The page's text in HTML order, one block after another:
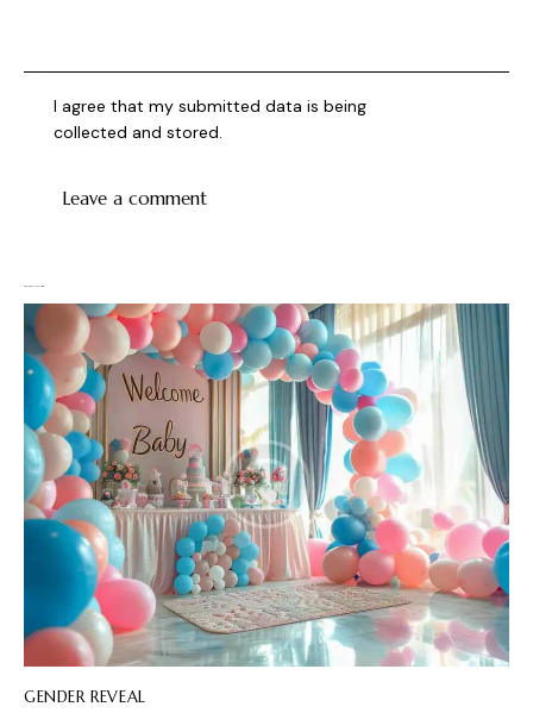
I agree that my submitted data is being
collected and stored.
You May Also Like
GENDER REVEAL